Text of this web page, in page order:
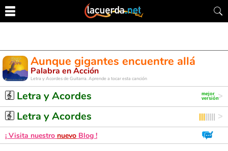
Aunque gigantes encuentre allá
Palabra en Acción
Letra y Acordes de Guitarra. Aprende a tocar esta canción
Letra y Acordes
Letra y Acordes
¡ Visita nuestro nuevo Blog !